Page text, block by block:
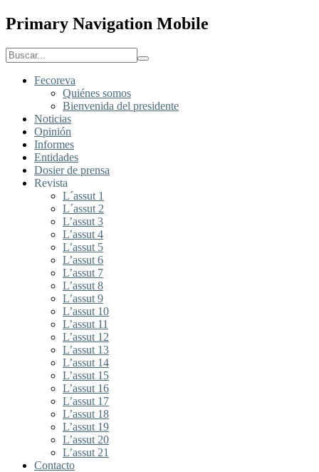
Primary Navigation Mobile
Fecoreva
Quiénes somos
Bienvenida del presidente
Noticias
Opinión
Informes
Entidades
Dosier de prensa
Revista
L´assut 1
L´assut 2
L’assut 3
L’assut 4
L’assut 5
L’assut 6
L’assut 7
L’assut 8
L’assut 9
L’assut 10
L’assut 11
L’assut 12
L’assut 13
L’assut 14
L’assut 15
L’assut 16
L’assut 17
L’assut 18
L’assut 19
L’assut 20
L’assut 21
Contacto